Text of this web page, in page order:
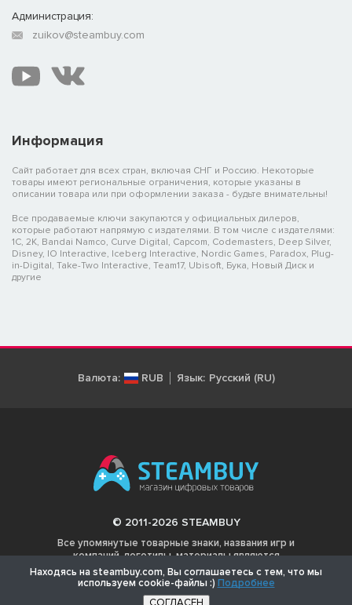
Информация
Сайт работает для всех стран, включая СНГ и Россию. Некоторые
товары имеют региональные ограничения, которые указаны в
описании товара или при оформлении заказа - будьте внимательны!
Все продаваемые ключи закупаются у официальных дилеров,
которые работают напрямую с издателями. В том числе с издателями:
1C, 2K, Bandai Namco, Curve Digital, Capcom, Codemasters, Deep Silver,
Disney, IO Interactive, Iceberg Interactive, Nordic Games, Paradox, Plug-
in-Digital, Take-Two Interactive, Team17, Ubisoft, Бука, Новый Диск и
другие
Администрация:
zuikov@steambuy.com
Валюта: RUB Язык: Русский (RU)
© 2011-2026 STEAMBUY
Все упомянутые товарные знаки, названия игр и
компаний, логотипы, материалы являются
собственностью соответствующих владельцев.
Находясь на steambuy.com, Вы соглашаетесь с тем, что мы
используем cookie-файлы :) Подробнее